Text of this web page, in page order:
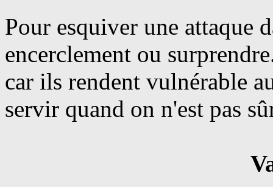
Pour esquiver une attaque
encerclement ou
car ils rendent vulnérable
servir quand on n'est pas